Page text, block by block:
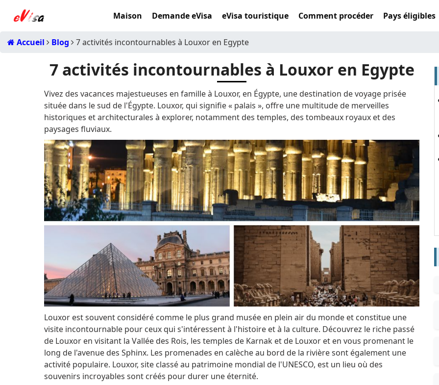
Maison Demande eVisa eVisa touristique Comment procéder Pays éligibles
Accueil Blog 7 activités incontournables à Louxor en Egypte
7 activités incontournables à Louxor en Egypte
Vivez des vacances majestueuses en famille à Louxor, en Égypte, une destination de voyage prisée
située dans le sud de l'Égypte. Louxor, qui signifie « palais », offre une multitude de merveilles
historiques et architecturales à explorer, notamment des temples, des tombeaux royaux et des
paysages fluviaux.
Louxor est souvent considéré comme le plus grand musée en plein air du monde et constitue une
visite incontournable pour ceux qui s'intéressent à l'histoire et à la culture. Découvrez le riche passé
de Louxor en visitant la Vallée des Rois, les temples de Karnak et de Louxor et en vous promenant le
long de l'avenue des Sphinx. Les promenades en calèche au bord de la rivière sont également une
activité populaire. Louxor, site classé au patrimoine mondial de l'UNESCO, est un lieu où des
souvenirs incroyables sont créés pour durer une éternité.